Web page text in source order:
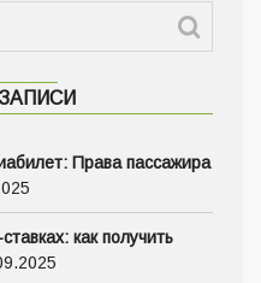
Права пассажира
как получить